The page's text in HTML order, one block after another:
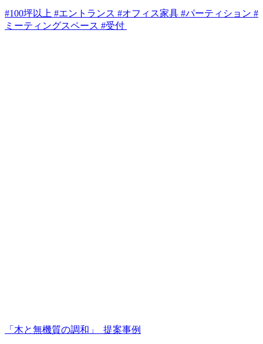
#100坪以上 #エントランス #オフィス家具 #パーティション #
ミーティングスペース #受付
「木と無機質の調和」_提案事例